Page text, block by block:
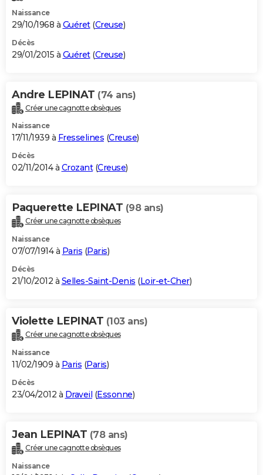
Naissance
29/10/1968 à Guéret(Creuse)
Décès
29/01/2015 à Guéret(Creuse)
Andre LEPINAT (74 ans)
Créer une cagnotte obsèques
Naissance
17/11/1939 à Fresselines (Creuse)
Décès
02/11/2014 à Crozant(Creuse)
Paquerette LEPINAT (98 ans)
Créer une cagnotte obsèques
Naissance
07/07/1914 à Paris (Paris)
Décès
21/10/2012 à Selles-Saint-Denis (Loir-et-Cher)
Violette LEPINAT (103 ans)
Créer une cagnotte obsèques
Naissance
11/02/1909 à Paris (Paris)
Décès
23/04/2012 à Draveil (Essonne)
Jean LEPINAT (78 ans)
Créer une cagnotte obsèques
Naissance